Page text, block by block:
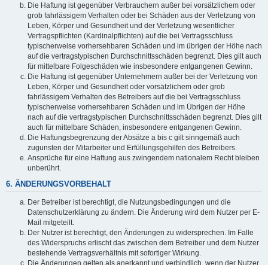
Die Haftung ist gegenüber Verbrauchern außer bei vorsätzlichem oder
grob fahrlässigem Verhalten oder bei Schäden aus der Verletzung von
Leben, Körper und Gesundheit und der Verletzung wesentlicher
Vertragspflichten (Kardinalpflichten) auf die bei Vertragsschluss
typischerweise vorhersehbaren Schäden und im übrigen der Höhe nach
auf die vertragstypischen Durchschnittsschäden begrenzt. Dies gilt auch
für mittelbare Folgeschäden wie insbesondere entgangenen Gewinn.
Die Haftung ist gegenüber Unternehmern außer bei der Verletzung von
Leben, Körper und Gesundheit oder vorsätzlichem oder grob
fahrlässigem Verhalten des Betreibers auf die bei Vertragsschluss
typischerweise vorhersehbaren Schäden und im Übrigen der Höhe
nach auf die vertragstypischen Durchschnittsschäden begrenzt. Dies gilt
auch für mittelbare Schäden, insbesondere entgangenen Gewinn.
Die Haftungsbegrenzung der Absätze a bis c gilt sinngemäß auch
zugunsten der Mitarbeiter und Erfüllungsgehilfen des Betreibers.
Ansprüche für eine Haftung aus zwingendem nationalem Recht bleiben
unberührt.
6. ÄNDERUNGSVORBEHALT
Der Betreiber ist berechtigt, die Nutzungsbedingungen und die
Datenschutzerklärung zu ändern. Die Änderung wird dem Nutzer per E-
Mail mitgeteilt.
Der Nutzer ist berechtigt, den Änderungen zu widersprechen. Im Falle
des Widerspruchs erlischt das zwischen dem Betreiber und dem Nutzer
bestehende Vertragsverhältnis mit sofortiger Wirkung.
Die Änderungen gelten als anerkannt und verbindlich, wenn der Nutzer